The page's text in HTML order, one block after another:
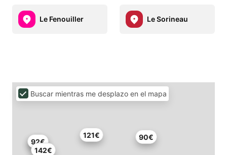
Le Fenouiller Le Sorineau
121€
90€
142€
78€
92€
Buscar mientras me desplazo en el mapa